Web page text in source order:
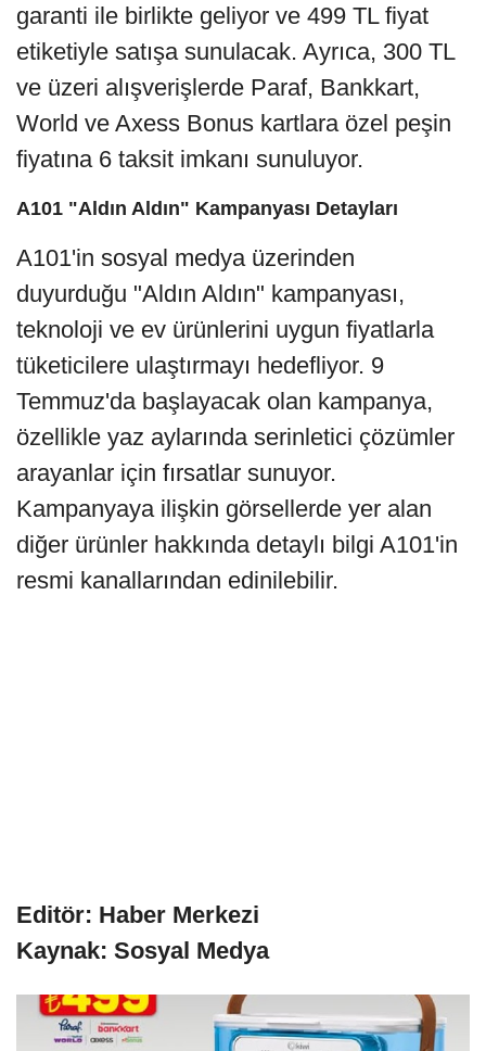
garanti ile birlikte geliyor ve 499 TL fiyat
etiketiyle satışa sunulacak. Ayrıca, 300 TL
ve üzeri alışverişlerde Paraf, Bankkart,
World ve Axess Bonus kartlara özel peşin
fiyatına 6 taksit imkanı sunuluyor.
A101 "Aldın Aldın" Kampanyası Detayları
A101'in sosyal medya üzerinden
duyurduğu "Aldın Aldın" kampanyası,
teknoloji ve ev ürünlerini uygun fiyatlarla
tüketicilere ulaştırmayı hedefliyor. 9
Temmuz'da başlayacak olan kampanya,
özellikle yaz aylarında serinletici çözümler
arayanlar için fırsatlar sunuyor.
Kampanyaya ilişkin görsellerde yer alan
diğer ürünler hakkında detaylı bilgi A101'in
resmi kanallarından edinilebilir.
Editör: Haber Merkezi
Kaynak: Sosyal Medya